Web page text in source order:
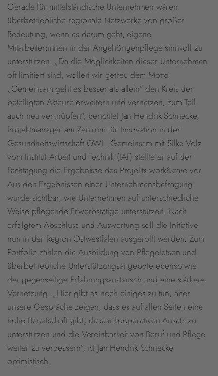
Gerade für mittelständische Unternehmen wären
überbetriebliche regionale Netzwerke von großer
Bedeutung, wenn es darum geht, eigene
Mitarbeiter:innen in der Angehörigenpflege sinnvoll zu
unterstützen. „Da die Möglichkeiten dieser Unternehmen
oft limitiert sind, wollen wir getreu dem Motto
„Gemeinsam geht es besser als allein“ den Kreis der
beteiligten Akteure erweitern und vernetzen, zum Teil
auch neu verknüpfen“, berichtet Jan Hendrik Schnecke,
Projektmanager am Zentrum für Innovation in der
Gesundheitswirtschaft OWL. Gemeinsam mit Silke Völz
vom Institut Arbeit und Technik (IAT) stellte er auf der
Fachtagung die Ergebnisse des Projekts work&care vor.
Aus den Ergebnissen einer Unternehmensbefragung
wurde sichtbar, wie Unternehmen auf unterschiedliche
Weise pflegende Erwerbstätige unterstützen. Nach
erfolgtem Abschluss und Auswertung soll die Initiative
nun in der Region Ostwestfalen ausgerollt werden. Zum
Portfolio zählen die Ausbildung von Pflegelotsen und
überbetriebliche Unterstützungsangebote ebenso wie
der gegenseitige Erfahrungsaustausch und eine stärkere
Vernetzung. „Hier gibt es noch einiges zu tun, aber
unsere Gespräche zeigen, dass es auf allen Seiten eine
hohe Bereitschaft gibt, diesen kooperativen Ansatz zu
unterstützen und die Vereinbarkeit von Beruf und Pflege
weiter zu verbessern“, ist Jan Hendrik Schnecke
optimistisch.